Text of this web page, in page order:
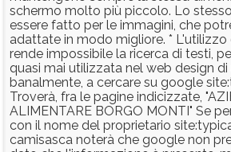
schermo molto più piccolo. Lo
essere fatto per le immagini, che
adattate in modo migliore. * L'utilizzo
rende impossibile la ricerca di testi,
quasi mai utilizzata nel web design di
banalmente, a cercare su google
Troverà, fra le pagine indicizzate,
ALIMENTARE BORGO MONTI" Se
con il nome del proprietario
camisasca noterà che google non